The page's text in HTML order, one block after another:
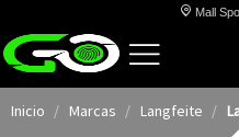
Mall
Inicio Marcas Langfeite